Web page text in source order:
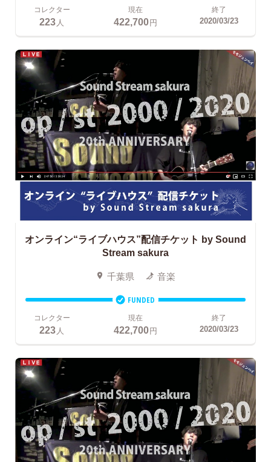
コレクター
223 人
現在
422,700円
終了
2020/03/23
オンライン“ライブハウス”配信チケット by Sound
Stream sakura
千葉県 音楽
FUNDED
コレクター
223人
現在
422,700円
終了
2020/03/23